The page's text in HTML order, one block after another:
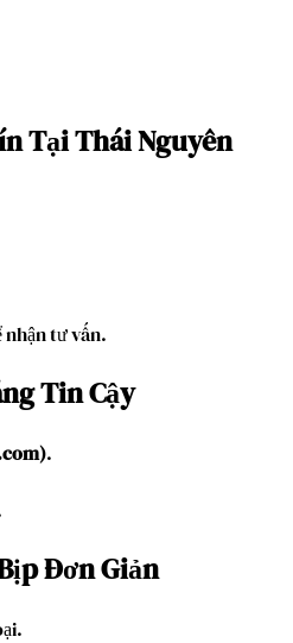
Tại Thái Nguyên
nhận tư vấn.
Tin Cậy
.
Đơn Giản